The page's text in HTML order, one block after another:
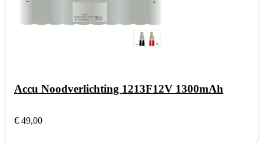
Accu Noodverlichting 1213F12V 1300mAh
€ 49,00